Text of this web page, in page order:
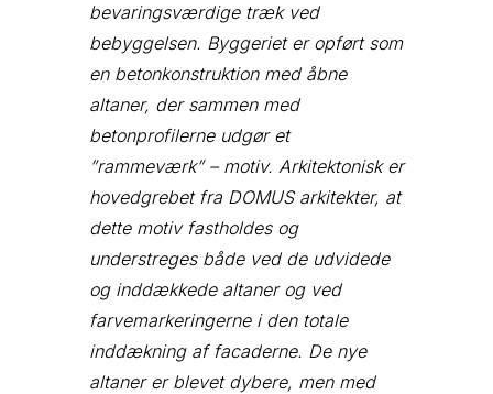
bevaringsværdige træk ved
bebyggelsen. Byggeriet er opført som
en betonkonstruktion med åbne
altaner, der sammen med
betonprofilerne udgør et
”rammeværk” – motiv. Arkitektonisk er
hovedgrebet fra DOMUS arkitekter, at
dette motiv fastholdes og
understreges både ved de udvidede
og inddækkede altaner og ved
farvemarkeringerne i den totale
inddækning af facaderne. De nye
altaner er blevet dybere, men med